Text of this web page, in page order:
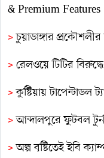
& Premium Features
>চুয়াডাঙ্গার প্রকৌশলীর
> রেলওয়ে টিটির
>কুষ্টিয়ায় টাপেন্টাডল
>আব্দালপুরে ফুটবল
>অল্প বৃষ্টিতেই ইবি